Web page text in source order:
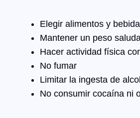
Elegir alimentos y
Mantener un peso
Hacer actividad física
No fumar
Limitar la ingesta de
No consumir cocaína ni